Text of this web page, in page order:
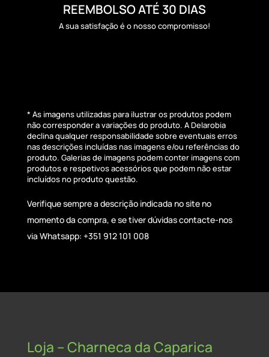
REEMBOLSO ATÉ 30 DIAS
A sua satisfação é o nosso compromisso!
* As imagens utilizadas para ilustrar os produtos podem
não corresponder a variações do produto. A Delarobia
declina qualquer responsabilidade sobre eventuais erros
nas descrições incluídas nas imagens e/ou referências do
produto. Galerias de imagens podem conter imagens com
produtos e respetivos acessórios que podem não estar
incluídos no produto questão.
Verifique sempre a descrição indicada no site no
momento da compra, e se tiver dúvidas contacte-nos
via Whatsapp: +351 912 101 008
Loja – Charneca da Caparica